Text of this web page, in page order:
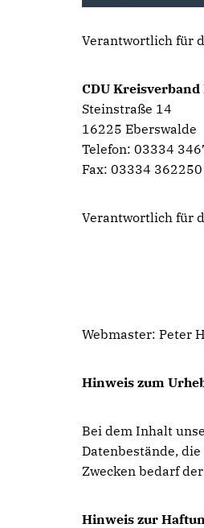
Verantwortlich für
CDU
Steinstraße 14
16225 Eberswalde
Telefon: 03334
Fax: 03334 362250
Verantwortlich für
Webmaster: Peter
Hinweis zum
Bei dem Inhalt
Datenbestände,
Zwecken bedarf
Hinweis zur